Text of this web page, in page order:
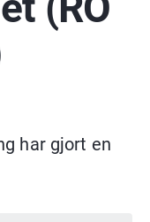
har gjort en